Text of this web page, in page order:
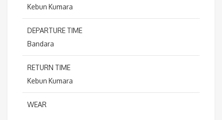
Kebun Kumara
DEPARTURE TIME
Bandara
RETURN TIME
Kebun Kumara
WEAR